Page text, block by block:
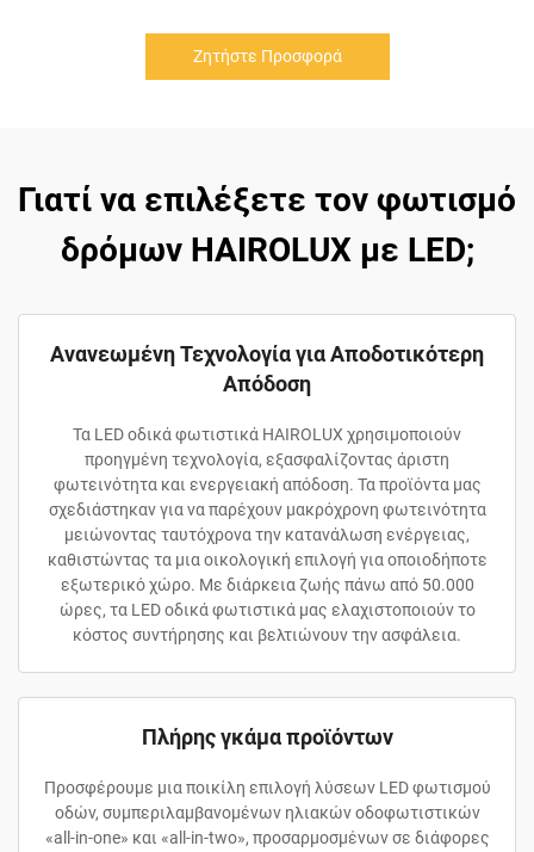
Ζητήστε Προσφορά
Γιατί να επιλέξετε τον φωτισμό
δρόμων HAIROLUX με LED;
Ανανεωμένη Τεχνολογία για Αποδοτικότερη
Απόδοση
Τα LED οδικά φωτιστικά HAIROLUX χρησιμοποιούν
προηγμένη τεχνολογία, εξασφαλίζοντας άριστη
φωτεινότητα και ενεργειακή απόδοση. Τα προϊόντα μας
σχεδιάστηκαν για να παρέχουν μακρόχρονη φωτεινότητα
μειώνοντας ταυτόχρονα την κατανάλωση ενέργειας,
καθιστώντας τα μια οικολογική επιλογή για οποιοδήποτε
εξωτερικό χώρο. Με διάρκεια ζωής πάνω από 50.000
ώρες, τα LED οδικά φωτιστικά μας ελαχιστοποιούν το
κόστος συντήρησης και βελτιώνουν την ασφάλεια.
Πλήρης γκάμα προϊόντων
Προσφέρουμε μια ποικίλη επιλογή λύσεων LED φωτισμού
οδών, συμπεριλαμβανομένων ηλιακών οδοφωτιστικών
«all-in-one» και «all-in-two», προσαρμοσμένων σε διάφορες